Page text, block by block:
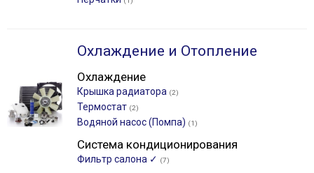
Охлаждение и Отопление
Охлаждение
Крышка радиатора (2)
Термостат (2)
Водяной насос (Помпа) (1)
Система кондиционирования
Фильтр салона ✓ (7)